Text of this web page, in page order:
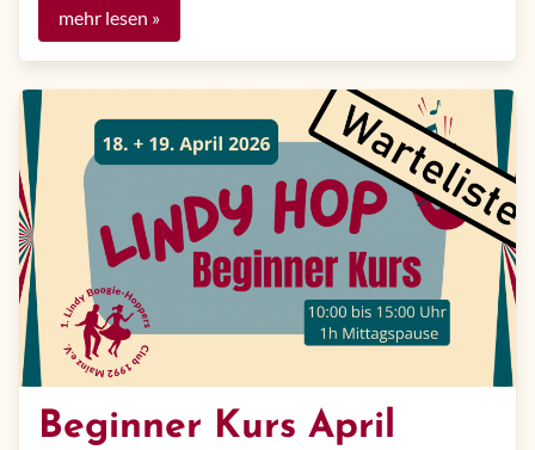
mehr lesen »
Beginner Kurs April